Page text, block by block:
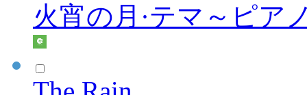
火宵の月·テマ～ピア